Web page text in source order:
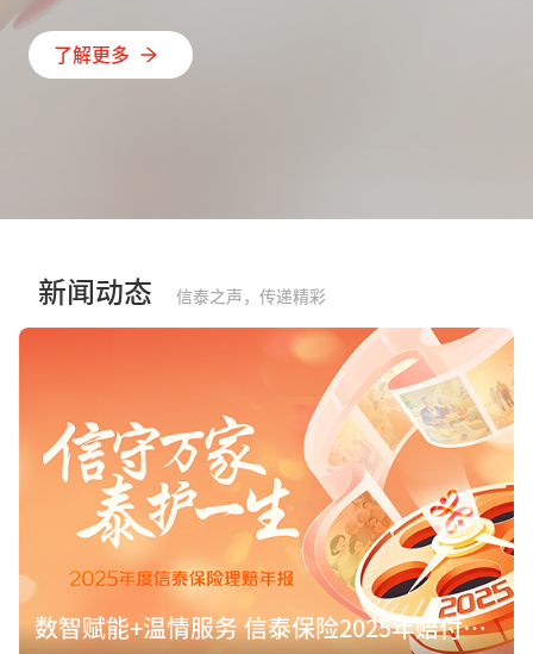
了解更多
新闻动态 信泰之声，传递精彩
数智赋能+温情服务 信泰保险2025年赔付15.8亿元诠释保险初心